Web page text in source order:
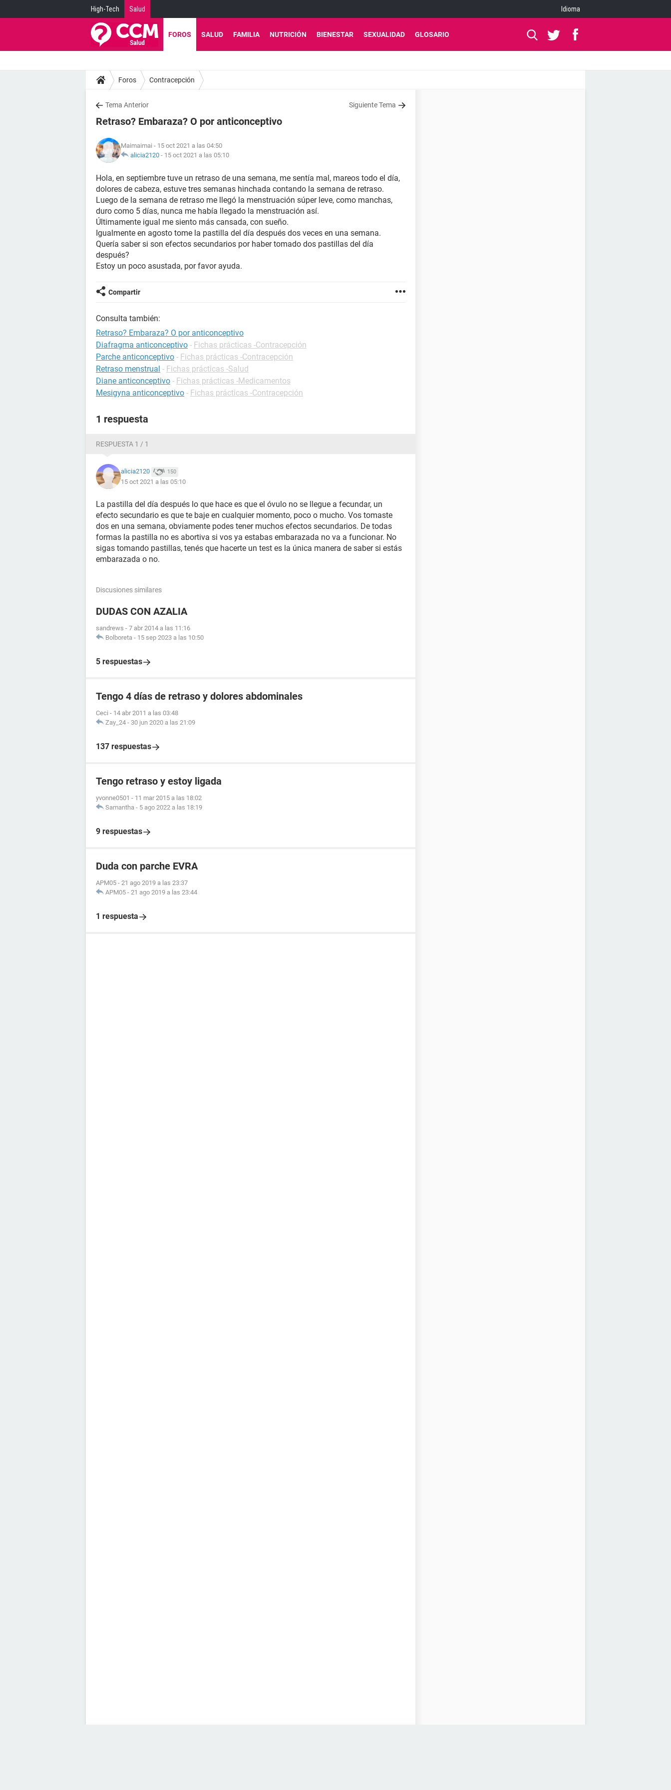
High-Tech Salud Idioma
FOROS SALUD FAMILIA NUTRICIÓN BIENESTAR SEXUALIDAD GLOSARIO
Foros Contracepción
Tema Anterior Siguiente Tema
Retraso? Embaraza? O por anticonceptivo
Maimaimai - 15 oct 2021 a las 04:50
alicia2120 - 15 oct 2021 a las 05:10
Hola, en septiembre tuve un retraso de una semana, me sentía mal, mareos todo el día,
dolores de cabeza, estuve tres semanas hinchada contando la semana de retraso.
Luego de la semana de retraso me llegó la menstruación súper leve, como manchas,
duro como 5 días, nunca me había llegado la menstruación así.
Últimamente igual me siento más cansada, con sueño.
Igualmente en agosto tome la pastilla del día después dos veces en una semana.
Quería saber si son efectos secundarios por haber tomado dos pastillas del día
después?
Estoy un poco asustada, por favor ayuda.
Compartir
Consulta también:
Retraso? Embaraza? O por anticonceptivo
Diafragma anticonceptivo - Fichas prácticas -Contracepción
Parche anticonceptivo - Fichas prácticas -Contracepción
Retraso menstrual - Fichas prácticas -Salud
Diane anticonceptivo - Fichas prácticas -Medicamentos
Mesigyna anticonceptivo - Fichas prácticas -Contracepción
1 respuesta
RESPUESTA 1 / 1
alicia2120 150
15 oct 2021 a las 05:10
La pastilla del día después lo que hace es que el óvulo no se llegue a fecundar, un
efecto secundario es que te baje en cualquier momento, poco o mucho. Vos tomaste
dos en una semana, obviamente podes tener muchos efectos secundarios. De todas
formas la pastilla no es abortiva si vos ya estabas embarazada no va a funcionar. No
sigas tomando pastillas, tenés que hacerte un test es la única manera de saber si estás
embarazada o no.
Discusiones similares
DUDAS CON AZALIA
sandrews - 7 abr 2014 a las 11:16
Bolboreta - 15 sep 2023 a las 10:50
5 respuestas
Tengo 4 días de retraso y dolores abdominales
Ceci - 14 abr 2011 a las 03:48
Zay_24 - 30 jun 2020 a las 21:09
137 respuestas
Tengo retraso y estoy ligada
yvonne0501 - 11 mar 2015 a las 18:02
Samantha - 5 ago 2022 a las 18:19
9 respuestas
Duda con parche EVRA
APM05 - 21 ago 2019 a las 23:37
APM05 - 21 ago 2019 a las 23:44
1 respuesta